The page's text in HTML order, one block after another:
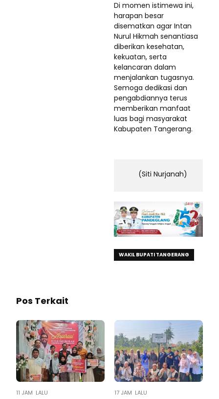
Di momen istimewa ini,
harapan besar
disematkan agar Intan
Nurul Hikmah senantiasa
diberikan kesehatan,
kekuatan, serta
kelancaran dalam
menjalankan tugasnya.
Semoga dedikasi dan
pengabdiannya terus
memberikan manfaat
luas bagi masyarakat
Kabupaten Tangerang.
(Siti Nurjanah)
WAKIL BUPATI TANGERANG
Pos Terkait
11 JAM LALU 17 JAM LALU